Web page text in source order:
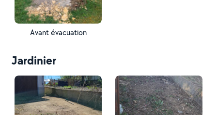
Avant évacuation
Jardinier